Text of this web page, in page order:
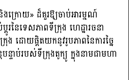
ក្រោយ» ដ៏គួរឱ្យចាប់អារម្មណ៍
រនៃទេសភាពទីក្រុង ហេដ្ឋារចនា
រុង ដោយផ្ដិតយកនូវរូបភាពនៃការច្នៃ
ន្ទាប់របស់ទីក្រុងតូក្យូ ក្នុងនាមជាមហា